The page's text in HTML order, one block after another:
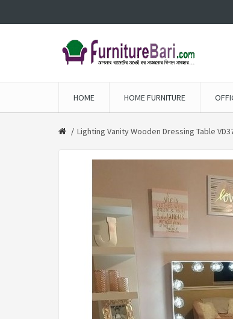
HOME HOME FURNITURE
Lighting Vanity Wooden Dressing Table